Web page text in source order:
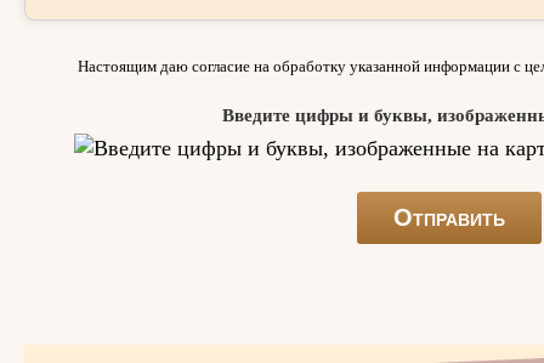
Настоящим даю согласие на обработку указанной информации с
Введите цифры и буквы,